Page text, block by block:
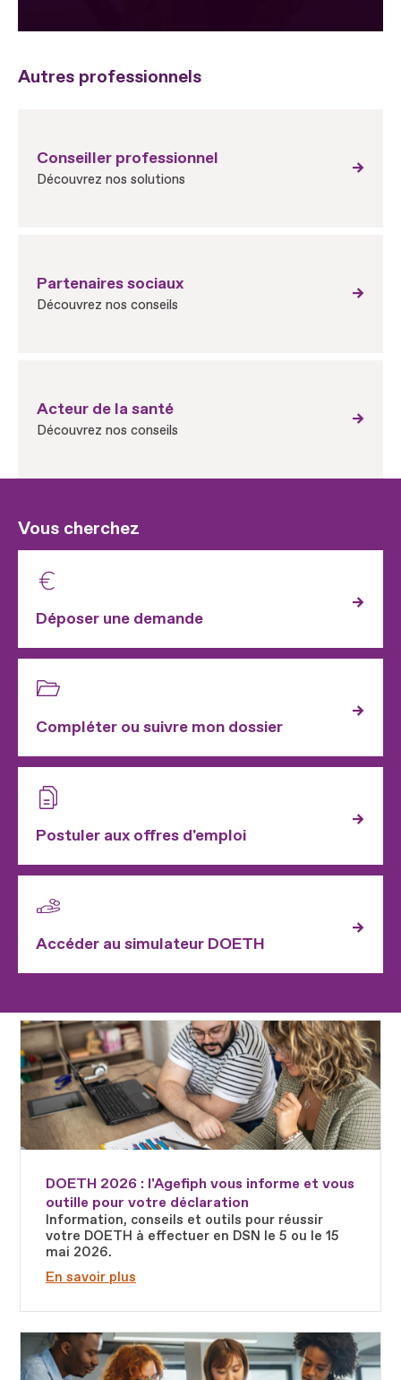
Autres professionnels
Conseiller professionnel
Découvrez nos solutions
Partenaires sociaux
Découvrez nos conseils
Acteur de la santé
Découvrez nos conseils
Vous cherchez
Déposer une demande
Compléter ou suivre mon dossier
Postuler aux offres d'emploi
Accéder au simulateur DOETH
DOETH 2026 : l'Agefiph vous informe et vous
outille pour votre déclaration
Information, conseils et outils pour réussir
votre DOETH à effectuer en DSN le 5 ou le 15
mai 2026.
En savoir plus
Fichier
Fichier